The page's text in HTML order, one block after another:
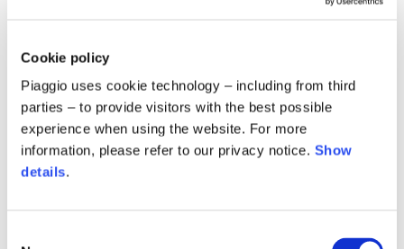
Cookie policy
Piaggio uses cookie technology – including from third
parties – to provide visitors with the best possible
experience when using the website. For more
information, please refer to our privacy notice. Show
details.
Delibera di scissione Piaggio SpA
6.64 MB
16 Settembre, 2009
Avviso agli azionisti pubblicato sul